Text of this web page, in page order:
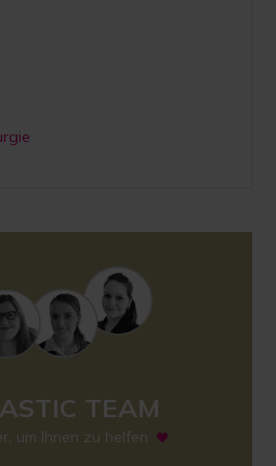
TEAM
um Ihnen zu helfen